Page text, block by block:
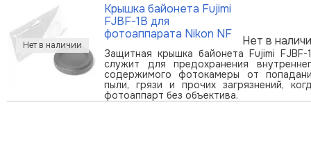
Нет в
Крышка байонета Fujimi
FJBF-1B для
фотоаппарата Nikon NF
Защитная крышка байонета Fujimi FJBF-
служит для предохранения
содержимого фотокамеры от
пыли, грязи и прочих загрязнений,
фотоаппарт без объектива.